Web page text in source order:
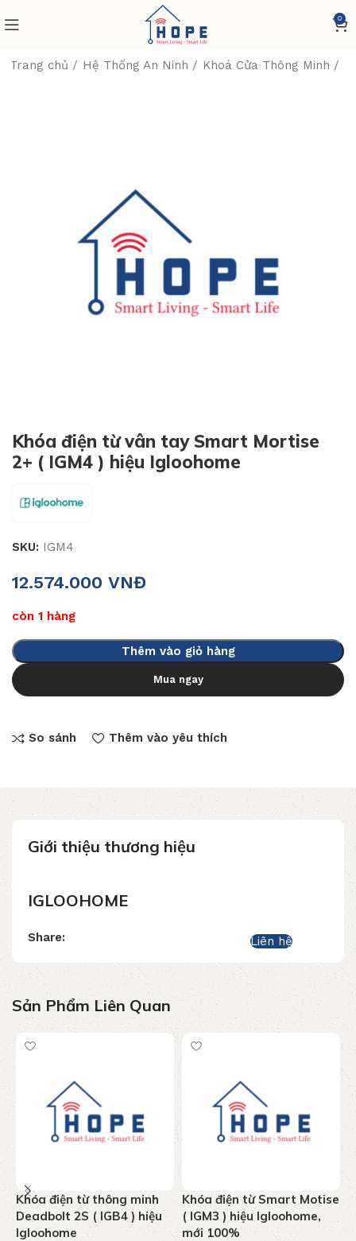
0
Trang chủ Hệ Thống An Ninh Khoá Cửa Thông Minh
Khóa điện từ vân tay Smart Mortise
2+ ( IGM4 ) hiệu Igloohome
SKU: IGM4
12.574.000 VNĐ
còn 1 hàng
Thêm vào giỏ hàng
Mua ngay
So sánh Thêm vào yêu thích
Giới thiệu thương hiệu
IGLOOHOME
Share: Liên hệ
Sản Phẩm Liên Quan
Khóa điện từ thông minh
Deadbolt 2S ( IGB4 ) hiệu
Igloohome
Khóa điện từ Smart Motise
( IGM3 ) hiệu Igloohome,
mới 100%